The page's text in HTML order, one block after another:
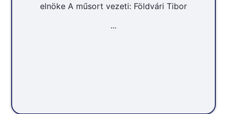
elnöke A műsort vezeti: Földvári Tibor
...